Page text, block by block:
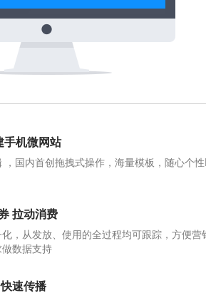
手机微网站
，国内首创拖拽式操作，海量模板，随心个
拉动消费
，从发放、使用的全过程均可跟踪，方便
数据支持
速传播